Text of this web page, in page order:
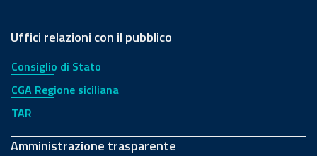
Uffici relazioni con il pubblico
Consiglio di Stato
CGA Regione siciliana
TAR
Amministrazione trasparente